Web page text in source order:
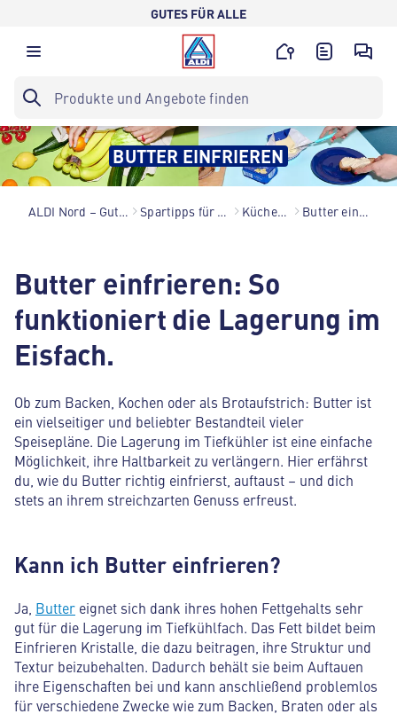
GUTES FÜR ALLE
BUTTER EINFRIEREN
ALDI Nord – Gutes für alle. Spartipps für den Alltag Küchenhacks Butter einfrieren
Butter einfrieren: So
funktioniert die Lagerung im
Eisfach.
Ob zum Backen, Kochen oder als Brotaufstrich: Butter ist
ein vielseitiger und beliebter Bestandteil vieler
Speisepläne. Die Lagerung im Tiefkühler ist eine einfache
Möglichkeit, ihre Haltbarkeit zu verlängern. Hier erfährst
du, wie du Butter richtig einfrierst, auftaust – und dich
stets an ihrem streichzarten Genuss erfreust.
Kann ich Butter einfrieren?
Ja, Butter eignet sich dank ihres hohen Fettgehalts sehr
gut für die Lagerung im Tiefkühlfach. Das Fett bildet beim
Einfrieren Kristalle, die dazu beitragen, ihre Struktur und
Textur beizubehalten. Dadurch behält sie beim Auftauen
ihre Eigenschaften bei und kann anschließend problemlos
für verschiedene Zwecke wie zum Backen, Braten oder als